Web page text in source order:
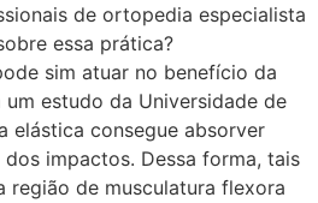
de ortopedia especialista
essa prática?
sim atuar no benefício da
estudo da Universidade de
elástica consegue absorver
impactos. Dessa forma, tais
região de musculatura flexora